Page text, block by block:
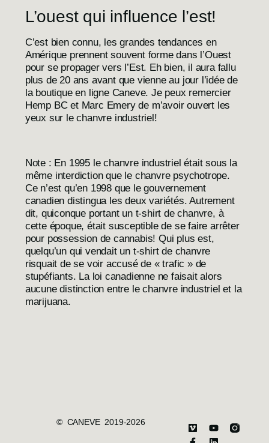
L’ouest qui influence l’est!
C’est bien connu, les grandes tendances en
Amérique prennent souvent forme dans l’Ouest
pour se propager vers l’Est. Eh bien, il aura fallu
plus de 20 ans avant que vienne au jour l’idée de
la boutique en ligne Caneve. Je peux remercier
Hemp BC et Marc Emery de m’avoir ouvert les
yeux sur le chanvre industriel!
Note : En 1995 le chanvre industriel était sous la
même interdiction que le chanvre psychotrope.
Ce n’est qu’en 1998 que le gouvernement
canadien distingua les deux variétés. Autrement
dit, quiconque portant un t-shirt de chanvre, à
cette époque, était susceptible de se faire arrêter
pour possession de cannabis! Qui plus est,
quelqu’un qui vendait un t-shirt de chanvre
risquait de se voir accusé de « trafic » de
stupéfiants. La loi canadienne ne faisait alors
aucune distinction entre le chanvre industriel et la
marijuana.
© CANEVE 2019-2026